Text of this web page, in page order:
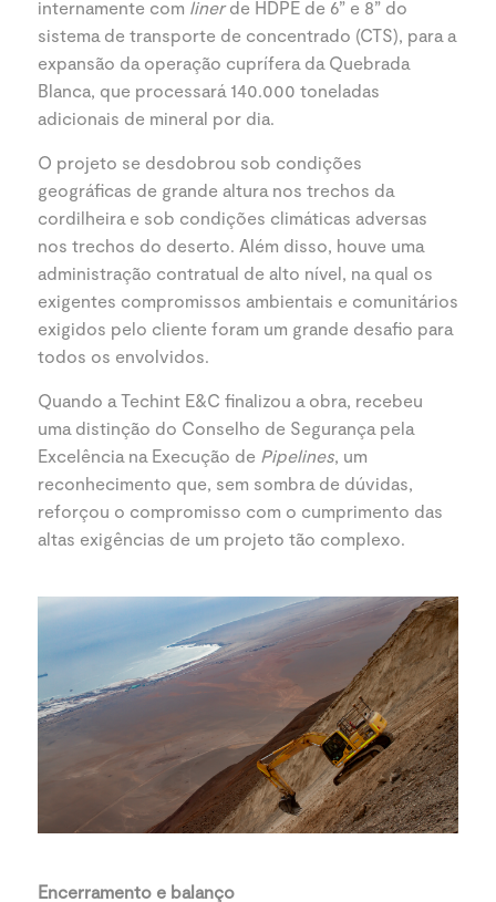
internamente com linerde HDPE de 6” e 8” do
sistema de transporte de concentrado (CTS), para a
expansão da operação cuprífera da Quebrada
Blanca, que processará 140.000 toneladas
adicionais de mineral por dia.
O projeto se desdobrou sob condições
geográficas de grande altura nos trechos da
cordilheira e sob condições climáticas adversas
nos trechos do deserto. Além disso, houve uma
administração contratual de alto nível, na qual os
exigentes compromissos ambientais e comunitários
exigidos pelo cliente foram um grande desafio para
todos os envolvidos.
Quando a Techint E&C finalizou a obra, recebeu
uma distinção do Conselho de Segurança pela
Excelência na Execução de Pipelines, um
reconhecimento que, sem sombra de dúvidas,
reforçou o compromisso com o cumprimento das
altas exigências de um projeto tão complexo.
Encerramento e balanço